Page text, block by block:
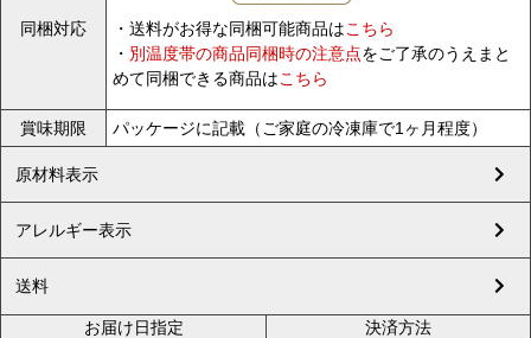
同梱対応 ・送料がお得な同梱可能商品はこちら
・ 別温度帯の商品同梱時の注意点をご了承のうえまと
めて同梱できる商品はこちら
賞味期限 パッケージに記載（ご家庭の冷凍庫で1ヶ月程度）
原材料表示
アレルギー表示
送料
お届け日指定 決済方法